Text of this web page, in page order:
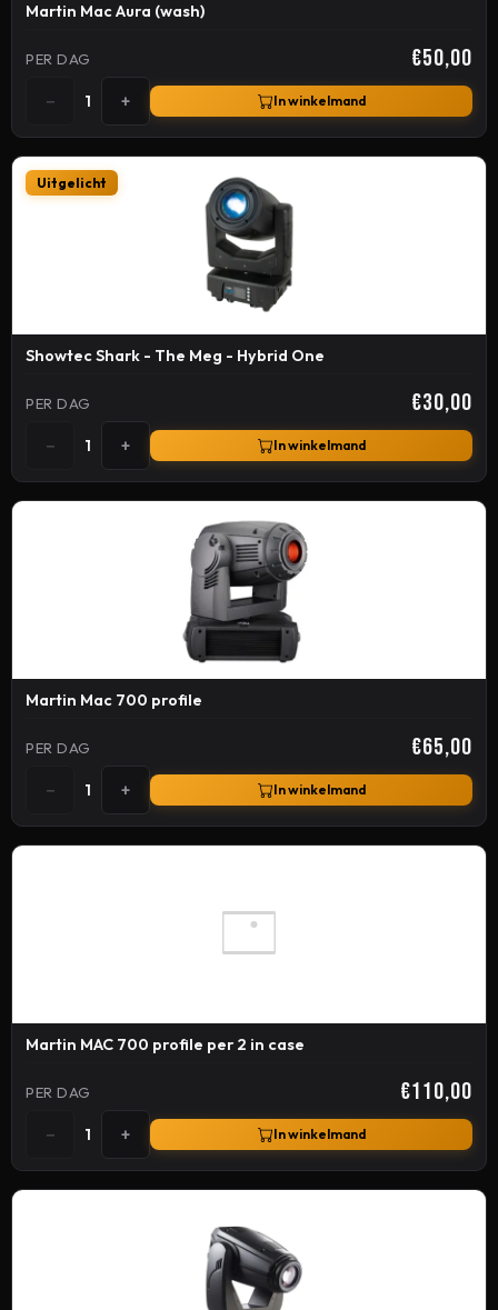
Martin Mac Aura (wash)
PER DAG €50,00
− 1 + In winkelmand
Uitgelicht
Showtec Shark - The Meg - Hybrid One
PER DAG €30,00
− 1 + In winkelmand
Martin Mac 700 profile
PER DAG €65,00
− 1 + In winkelmand
Martin MAC 700 profile per 2 in case
PER DAG €110,00
− 1 + In winkelmand